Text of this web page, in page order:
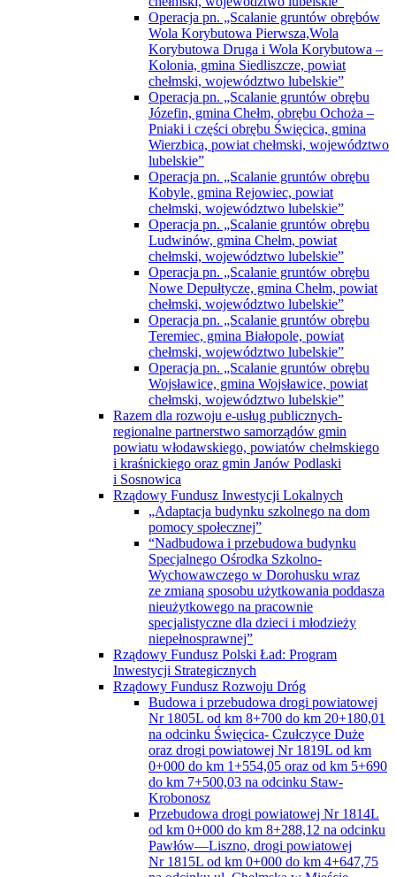
Operacja pn. „Scalanie gruntów obrębów
Wola Korybutowa Pierwsza,Wola
Korybutowa Druga i Wola Korybutowa –
Kolonia, gmina Siedliszcze, powiat
chełmski, województwo lubelskie”
Operacja pn. „Scalanie gruntów obrębu
Józefin, gmina Chełm, obrębu Ochoża –
Pniaki i części obrębu Święcica, gmina
Wierzbica, powiat chełmski, województwo
lubelskie”
Operacja pn. „Scalanie gruntów obrębu
Kobyle, gmina Rejowiec, powiat
chełmski, województwo lubelskie”
Operacja pn. „Scalanie gruntów obrębu
Ludwinów, gmina Chełm, powiat
chełmski, województwo lubelskie”
Operacja pn. „Scalanie gruntów obrębu
Nowe Depułtycze, gmina Chełm, powiat
chełmski, województwo lubelskie”
Operacja pn. „Scalanie gruntów obrębu
Teremiec, gmina Białopole, powiat
chełmski, województwo lubelskie”
Operacja pn. „Scalanie gruntów obrębu
Wojsławice, gmina Wojsławice, powiat
chełmski, województwo lubelskie”
Razem dla rozwoju e-usług publicznych-
regionalne partnerstwo samorządów gmin
powiatu włodawskiego, powiatów chełmskiego
i kraśnickiego oraz gmin Janów Podlaski
i Sosnowica
Rządowy Fundusz Inwestycji Lokalnych
„Adaptacja budynku szkolnego na dom
pomocy społecznej”
“Nadbudowa i przebudowa budynku
Specjalnego Ośrodka Szkolno-
Wychowawczego w Dorohusku wraz
ze zmianą sposobu użytkowania poddasza
nieużytkowego na pracownie
specjalistyczne dla dzieci i młodzieży
niepełnosprawnej”
Rządowy Fundusz Polski Ład: Program
Inwestycji Strategicznych
Rządowy Fundusz Rozwoju Dróg
Budowa i przebudowa drogi powiatowej
Nr 1805L od km 8+700 do km 20+180,01
na odcinku Święcica- Czułczyce Duże
oraz drogi powiatowej Nr 1819L od km
0+000 do km 1+554,05 oraz od km 5+690
do km 7+500,03 na odcinku Staw-
Krobonosz
Przebudowa drogi powiatowej Nr 1814L
od km 0+000 do km 8+288,12 na odcinku
Pawłów—Liszno, drogi powiatowej
Nr 1815L od km 0+000 do km 4+647,75